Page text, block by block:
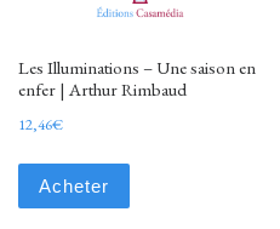
Les Illuminations – Une saison en
enfer | Arthur Rimbaud
12,46€
Acheter